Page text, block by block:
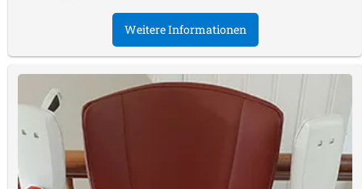
Weitere Informationen